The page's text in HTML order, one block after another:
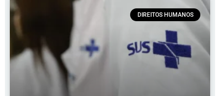
DIREITOS HUMANOS